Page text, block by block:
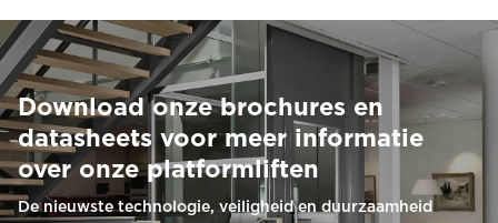
Download onze brochures en
datasheets voor meer informatie
over onze platformliften
De nieuwste technologie, veiligheid en duurzaamheid